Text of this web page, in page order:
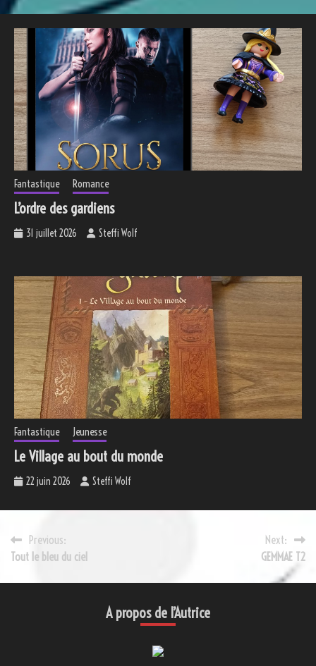
Fantastique Romance
L’ordre des gardiens
31 juillet 2026 Steffi Wolf
Fantastique Jeunesse
Le Village au bout du monde
22 juin 2026 Steffi Wolf
Navigation
Previous:
Tout le bleu du ciel
Next:
GEMMAE T2
A propos de l’Autrice